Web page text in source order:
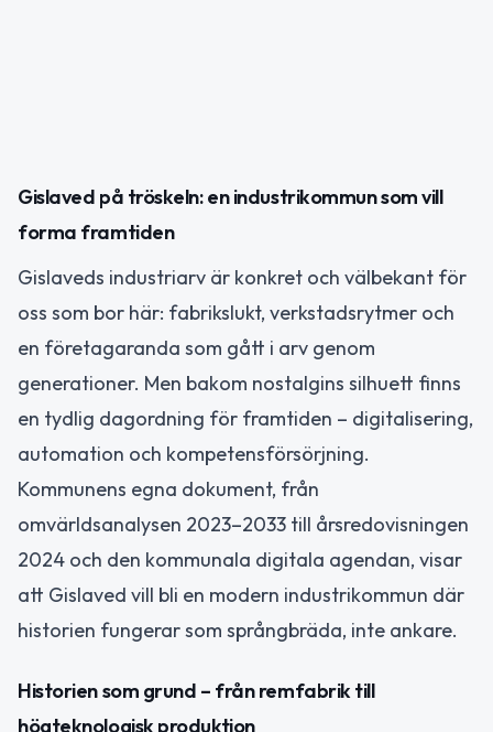
Gislaved på tröskeln: en industrikommun som vill
forma framtiden
Gislaveds industriarv är konkret och välbekant för
oss som bor här: fabriks­lukt, verkstadsrytmer och
en företagaranda som gått i arv genom
generationer. Men bakom nostalgins silhuett finns
en tydlig dagordning för framtiden – digitalisering,
automation och kompetensförsörjning.
Kommunens egna dokument, från
omvärldsanalysen 2023–2033 till årsredovisningen
2024 och den kommunala digitala agendan, visar
att Gislaved vill bli en modern industrikommun där
historien fungerar som språngbräda, inte ankare.
Historien som grund – från remfabrik till
högteknologisk produktion